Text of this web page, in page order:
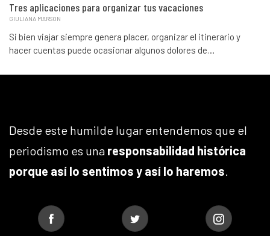
Tres aplicaciones para organizar tus vacaciones
GIULIANA MARSON
Si bien viajar siempre genera placer, organizar el itinerario y
hacer cuentas puede ocasionar algunos dolores de…
Desde este humilde lugar entendemos que el
periodismo es una responsabilidad histórica
porque así lo sentimos y así lo haremos.